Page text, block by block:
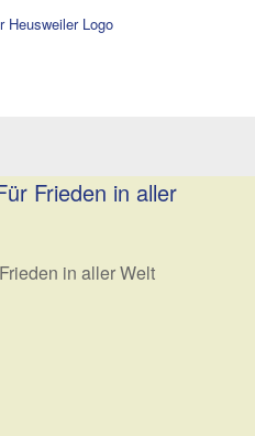
Frieden in aller